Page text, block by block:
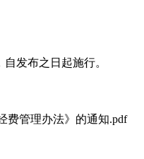
发布之日起施行。
费管理办法》的通知.pdf